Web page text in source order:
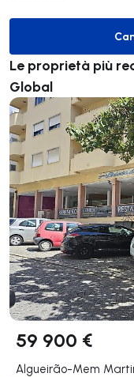
Le proprietà più
Global
59 900 €
Algueirão-Mem